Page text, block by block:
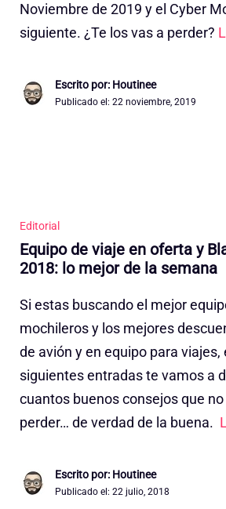
Noviembre de 2019 y el Cyber
siguiente. ¿Te los vas a perder?
Escrito por: Houtinee
Publicado el: 22 noviembre, 2019
Editorial
Equipo de viaje en oferta y
2018: lo mejor de la semana
Si estas buscando el mejor
mochileros y los mejores
de avión y en equipo para viajes,
siguientes entradas te vamos a
cuantos buenos consejos que
perder… de verdad de la buena.
Escrito por: Houtinee
Publicado el: 22 julio, 2018